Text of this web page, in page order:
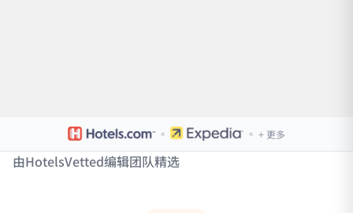
· ·+ 更多
由HotelsVetted编辑团队精选